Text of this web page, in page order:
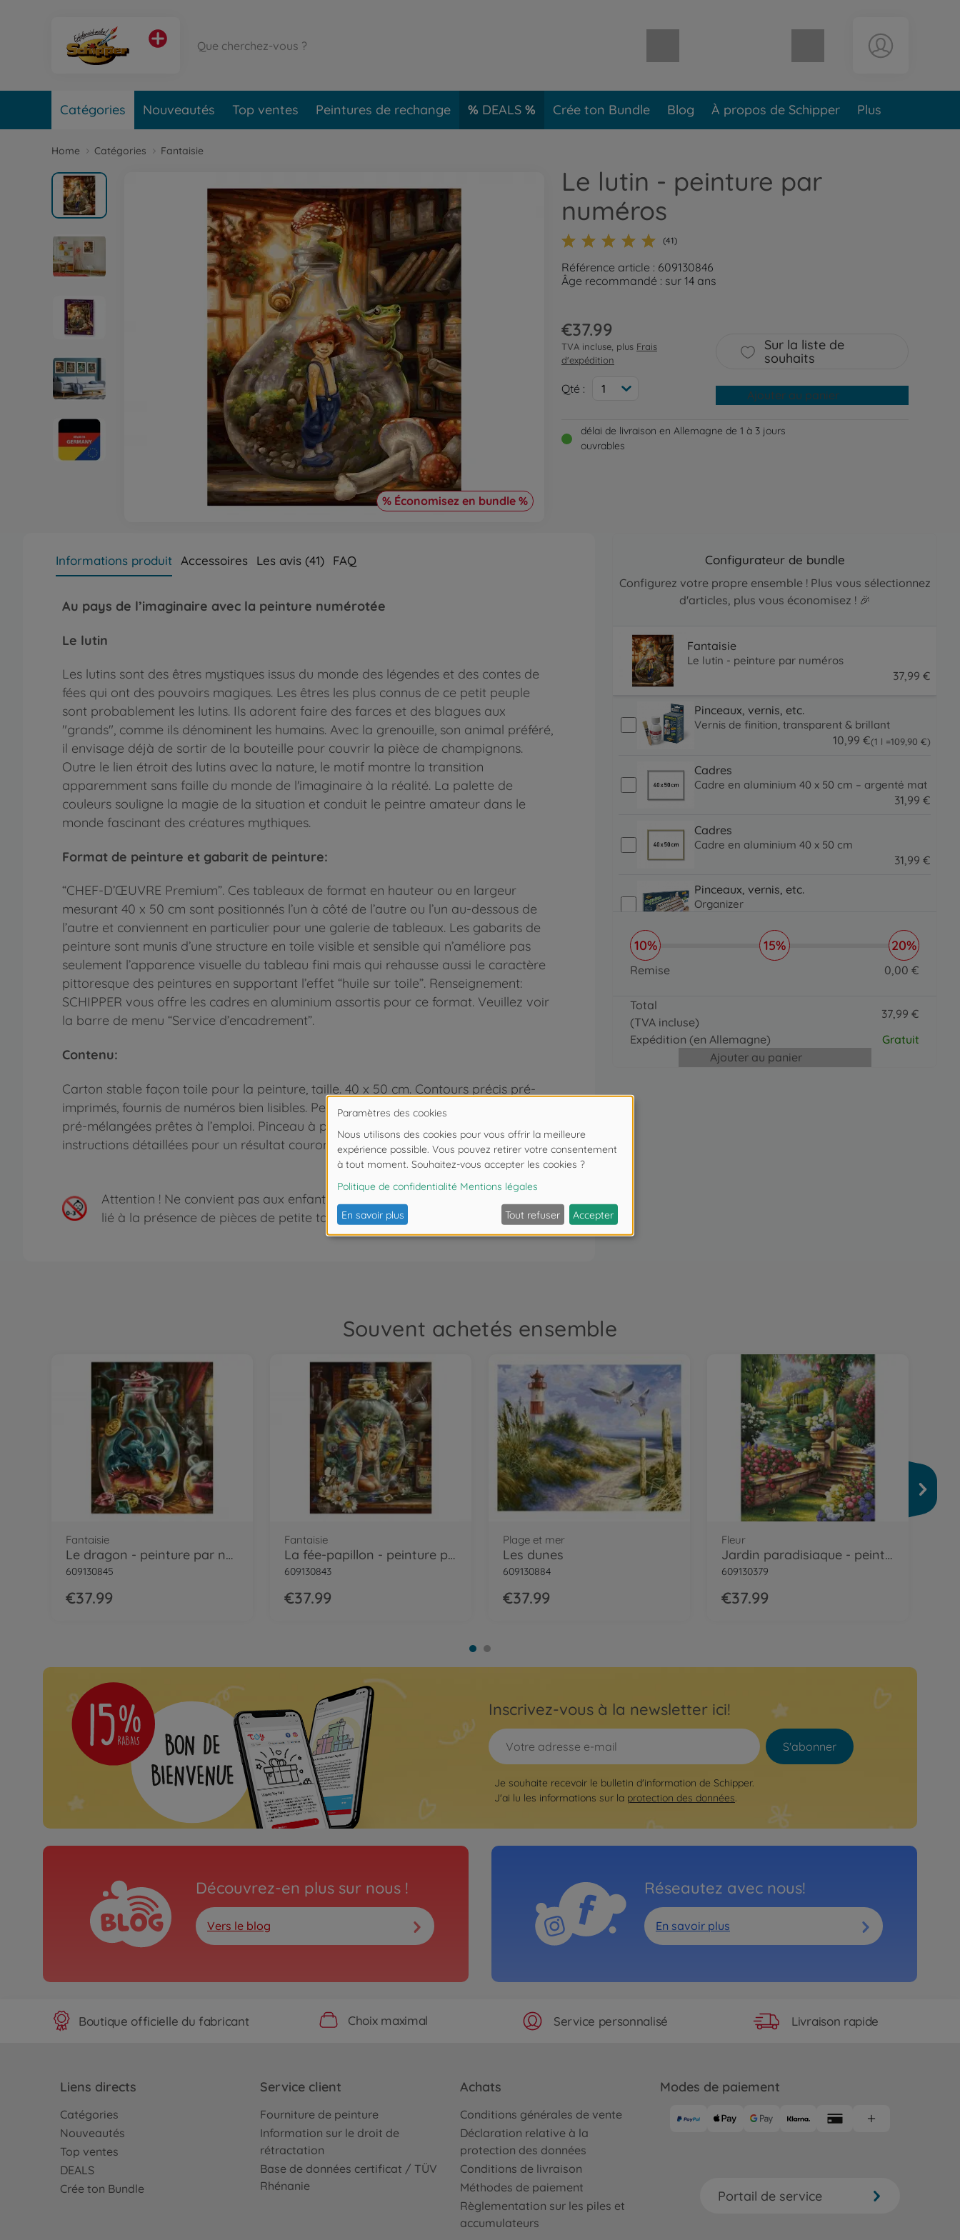
Catégories Nouveautés Top ventes Peintures de rechange DEALS Crée ton Bundle Blog À propos de Schipper Plus
Home Catégories Fantaisie
% Économisez en bundle %
Le lutin - peinture par
numéros
(41)
Référence article : 609130846
Âge recommandé : sur 14 ans
€37.99
TVA incluse, plus Frais
d'expédition
Qté : 1
Sur la liste de
souhaits
Ajouter au panier
délai de livraison en Allemagne de 1 à 3 jours
ouvrables
Informations produit Accessoires Les avis (41) FAQ
Au pays de l’imaginaire avec la peinture numérotée
Le lutin
Les lutins sont des êtres mystiques issus du monde des légendes et des contes de
fées qui ont des pouvoirs magiques. Les êtres les plus connus de ce petit peuple
sont probablement les lutins. Ils adorent faire des farces et des blagues aux
"grands", comme ils dénominent les humains. Avec la grenouille, son animal préféré,
il envisage déjà de sortir de la bouteille pour couvrir la pièce de champignons.
Outre le lien étroit des lutins avec la nature, le motif montre la transition
apparemment sans faille du monde de l'imaginaire à la réalité. La palette de
couleurs souligne la magie de la situation et conduit le peintre amateur dans le
monde fascinant des créatures mythiques.
Format de peinture et gabarit de peinture:
“CHEF-D’ŒUVRE Premium”. Ces tableaux de format en hauteur ou en largeur
mesurant 40 x 50 cm sont positionnés l’un à côté de l’autre ou l’un au-dessous de
l’autre et conviennent en particulier pour une galerie de tableaux. Les gabarits de
peinture sont munis d’une structure en toile visible et sensible qui n’améliore pas
seulement l’apparence visuelle du tableau fini mais qui rehausse aussi le caractère
pittoresque des peintures en supportant l’effet “huile sur toile”. Renseignement:
SCHIPPER vous offre les cadres en aluminium assortis pour ce format. Veuillez voir
la barre de menu “Service d’encadrement”.
Contenu:
Carton stable façon toile pour la peinture, taille. 40 x 50 cm. Contours précis pré-
imprimés, fournis de numéros bien lisibles. Peinture acrylique à base d’eau. Couleurs
pré-mélangées prêtes à l’emploi. Pinceau à pointe fine. Gabarit de contrôle et
instructions détaillées pour un résultat couronné de succès.
Attention ! Ne convient pas aux enfants de moins de 3 ans. Risque d'asphyxie
lié à la présence de pièces de petite taille.
Configurateur de bundle
Configurez votre propre ensemble ! Plus vous sélectionnez
d'articles, plus vous économisez ! 🎉
Fantaisie
Le lutin - peinture par numéros
37,99 €
Pinceaux, vernis, etc.
Vernis de finition, transparent & brillant
10,99 €(1 l =109,90 €
109.9 EUR )
Cadres
Cadre en aluminium 40 x 50 cm – argenté mat
31 99 €
Cadres
Cadre en aluminium 40 x 50 cm
31 99 €
Pinceaux, vernis, etc.
Organizer
16.99 EUR
Pinceaux, vernis, etc.
MNZ - Paintmaster
19, 99
4 pinceaux spéciaux
19,99
10% 15% 20%
Remise 0,00 €
Total
(TVA incluse)
37,99 €
Expédition (en Allemagne)
Gratuit
Ajouter au panier
Souvent achetés ensemble
Fantaisie
Le dragon - peinture par numéros
609130845
€37.99
Fantaisie
La fée-papillon - peinture par numéros
609130843
€37.99
Plage et mer
Les dunes
609130884
€37.99
Fleur
Jardin paradisiaque - peinture par numéros
609130379
€37.99
Inscrivez-vous à la newsletter ici!
S'abonner
Je souhaite recevoir le bulletin d'information de Schipper.
J'ai lu les informations sur la protection des données.
Découvrez-en plus sur nous !
Vers le blog
Réseautez avec nous!
En savoir plus
Boutique officielle du fabricant Choix maximal Service personnalisé Livraison rapide
Liens directs
Catégories
Nouveautés
Top ventes
DEALS
Crée ton Bundle
Service client
Fourniture de peinture
Information sur le droit de
rétractation
Base de données certificat / TÜV
Rhénanie
Achats
Conditions générales de vente
Déclaration relative à la
protection des données
Conditions de livraison
Méthodes de paiement
Règlementation sur les piles et
accumulateurs
Modes de paiement
Portail de service